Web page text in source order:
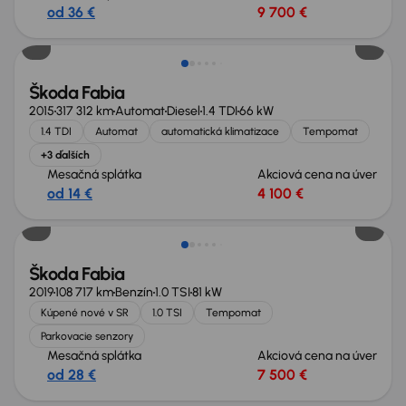
od 36 € 9 700 €
Škoda Fabia
2015317 312 kmAutomatDiesel1.4 TDI66 kW
1.4 TDI Automat automatická klimatizace
Tempomat
+3 ďalších
Mesačná splátka
od 14 €
Akciová cena na úver
4 100 €
Škoda Fabia
2019108 717 kmBenzín1.0 TSI81 kW
Kúpené nové v SR 1.0 TSI
Tempomat
Parkovacie senzory
Mesačná splátka
od 28 €
Akciová cena na úver
7 500 €